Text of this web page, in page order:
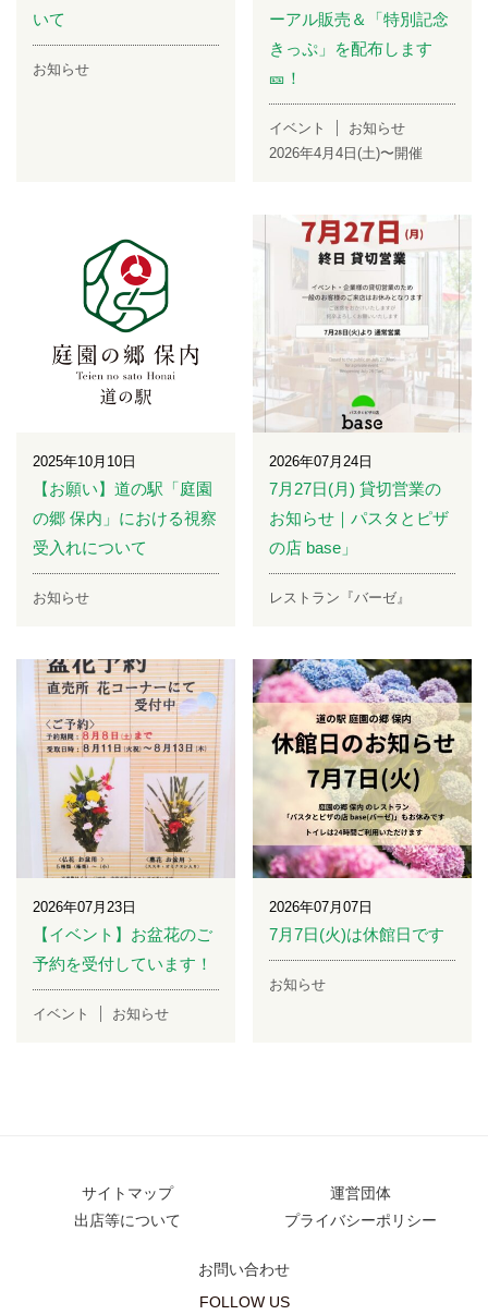
いて
お知らせ
ーアル販売＆「特別記念
きっぷ」を配布します
🎫！
イベント
お知らせ
2026年4月4日(土)〜開催
2025年10月10日
【お願い】道の駅「庭園
の郷 保内」における視察
受入れについて
お知らせ
2026年07月24日
7月27日(月) 貸切営業の
お知らせ｜パスタとピザ
の店 base」
レストラン『バーゼ』
2026年07月23日
【イベント】お盆花のご
予約を受付しています！
イベント お知らせ
2026年07月07日
7月7日(火)は休館日です
お知らせ
サイトマップ
運営団体
出店等について
プライバシーポリシー
お問い合わせ
FOLLOW US